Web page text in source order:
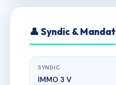
👤 Syndic & Mandat
SYNDIC
IMMO 3 V